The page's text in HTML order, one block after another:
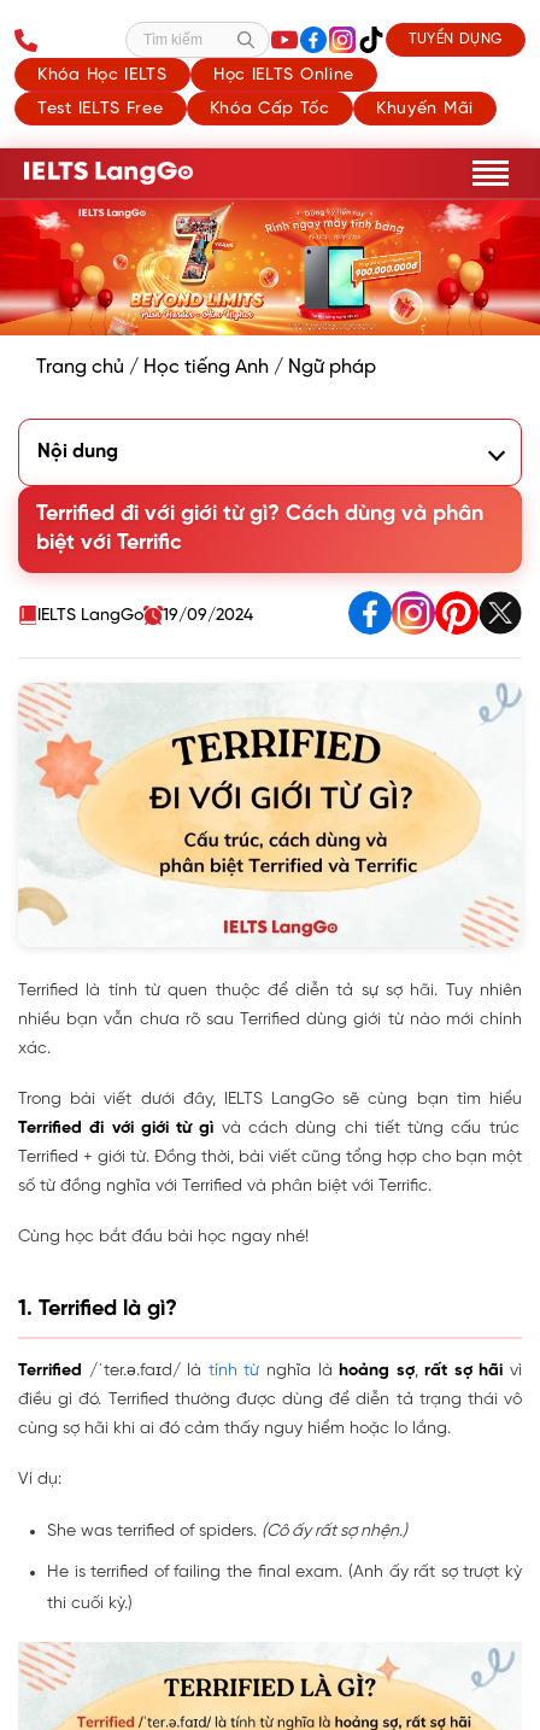
Khóa Học IELTS
Học IELTS Online
Test IELTS Free
Khóa Cấp Tốc Khuyến Mãi
Tìm kiếm TUYỂN DỤNG
Trang chủ / Học tiếng Anh / Ngữ pháp
Nội dung
2. Terrified đi với giới từ gì?
3. Các từ đồng nghĩa với Terrified
4. Phân biệt cách sử dụng Terrified và Terrific
5. Bài tập vận dụng cách dùng Terrified có đáp án
Terrified đi với giới từ gì? Cách dùng và phân
biệt với Terrific
IELTS LangGo 19/09/2024
Terrified là tính từ quen thuộc để diễn tả sự sợ hãi. Tuy nhiên
nhiều bạn vẫn chưa rõ sau Terrified dùng giới từ nào mới chính
xác.
Trong bài viết dưới đây, IELTS LangGo sẽ cùng bạn tìm hiểu
Terrified đi với giới từ gì và cách dùng chi tiết từng cấu trúc
Terrified + giới từ. Đồng thời, bài viết cũng tổng hợp cho bạn một
số từ đồng nghĩa với Terrified và phân biệt với Terrific.
Cùng học bắt đầu bài học ngay nhé!
1. Terrified là gì?
Terrified /ˈter.ə.faɪd/ là tính từ nghĩa là hoảng sợ,rất sợ hãi vì
điều gì đó. Terrified thường được dùng để diễn tả trạng thái vô
cùng sợ hãi khi ai đó cảm thấy nguy hiểm hoặc lo lắng.
Ví dụ:
She was terrified of spiders. (Cô ấy rất sợ nhện.)
He is terrified of failing the final exam. (Anh ấy rất sợ trượt kỳ
thi cuối kỳ.)